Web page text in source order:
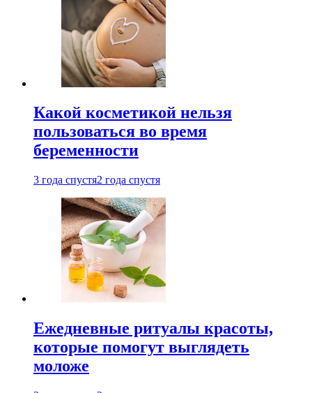
Какой косметикой нельзя
пользоваться во время
беременности
3 года спустя2 года спустя
Ежедневные ритуалы красоты,
которые помогут выглядеть
моложе